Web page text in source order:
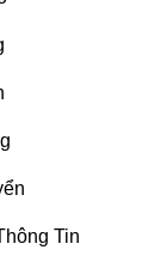
việc tự vệ
Tin